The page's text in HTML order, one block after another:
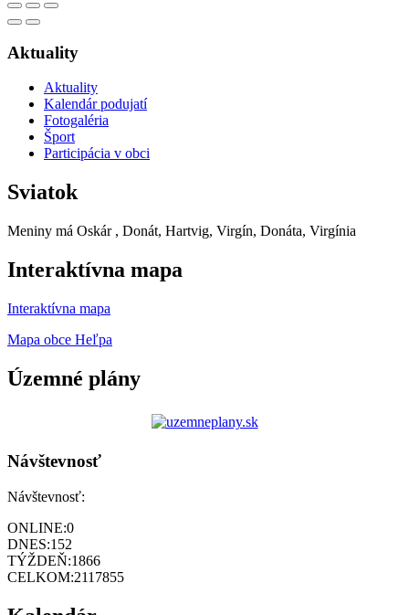
Aktuality
Aktuality
Kalendár podujatí
Fotogaléria
Šport
Participácia v obci
Sviatok
Meniny má Oskár , Donát, Hartvig, Virgín, Donáta, Virgínia
Interaktívna mapa
Interaktívna mapa
Mapa obce Heľpa
Územné plány
Návštevnosť
Návštevnosť:
ONLINE:0
DNES:152
TÝŽDEŇ:1866
CELKOM:2117855